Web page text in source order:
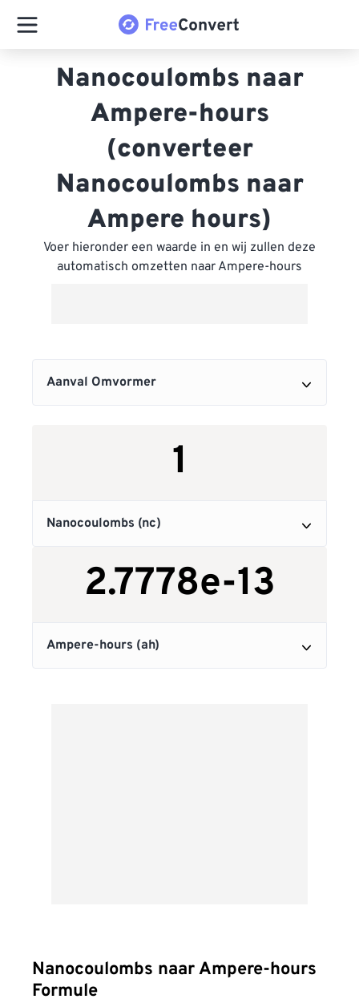
Nanocoulombs naar
Ampere-hours
(converteer
Nanocoulombs naar
Ampere hours)
Voer hieronder een waarde in en wij zullen deze
automatisch omzetten naar Ampere-hours
Nanocoulombs naar Ampere-hours
Formule